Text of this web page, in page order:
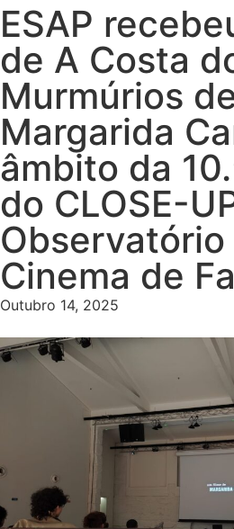
ESAP
de A Costa
Murmúrios
Margarida
âmbito da
do CLOSE-
Observatório
Cinema de
Outubro 14, 2025